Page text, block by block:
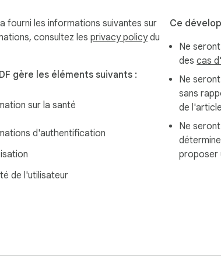
publicités, popups ou désordre
flottantes
différé apparaissent dans le PDF
fourni les informations suivantes sur
consultez les privacy policydu
gère les éléments suivants :
sur la santé
d'authentification
de l'utilisateur
Ce
Ne
descas
Ne
sans
de
Ne
proposer